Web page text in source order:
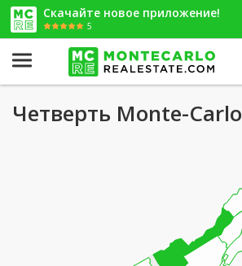
Скачайте новое приложение!
5
Четверть Monte-Carlo